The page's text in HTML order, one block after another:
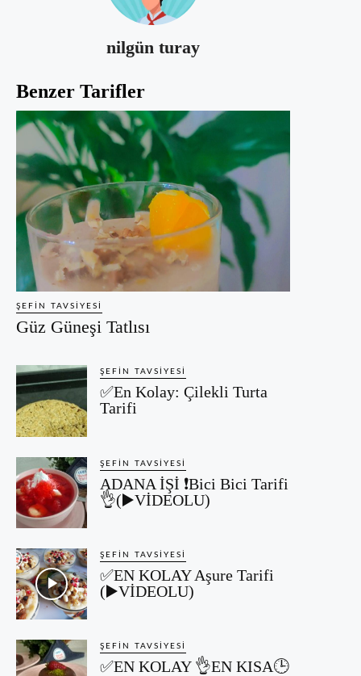
nilgün turay
Benzer Tarifler
ŞEFIN TAVSIYESI
Güz Güneşi Tatlısı
ŞEFIN TAVSIYESI
✅En Kolay: Çilekli Turta
Tarifi
ŞEFIN TAVSIYESI
ADANA İŞİ ❗Bici Bici Tarifi
👌(▶️VİDEOLU)
ŞEFIN TAVSIYESI
✅EN KOLAY Aşure Tarifi
(▶️VİDEOLU)
ŞEFIN TAVSIYESI
✅EN KOLAY 👌EN KISA🕒